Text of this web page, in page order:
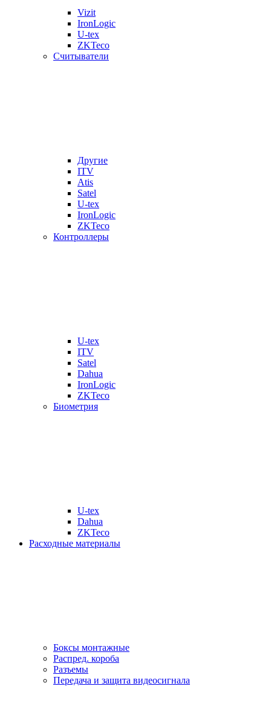
Vizit
IronLogic
U-tex
ZKTeco
Считыватели
Другие
ITV
Atis
Satel
U-tex
IronLogic
ZKTeco
Контроллеры
U-tex
ITV
Satel
Dahua
IronLogic
ZKTeco
Биометрия
U-tex
Dahua
ZKTeco
Расходные материалы
Боксы монтажные
Распред. короба
Разъемы
Передача и защита видеосигнала